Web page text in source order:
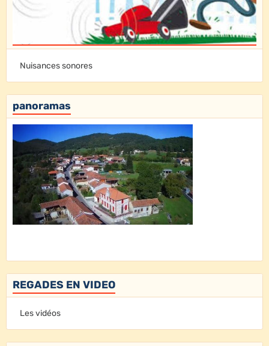
Nuisances sonores
panoramas
REGADES EN VIDEO
Les vidéos